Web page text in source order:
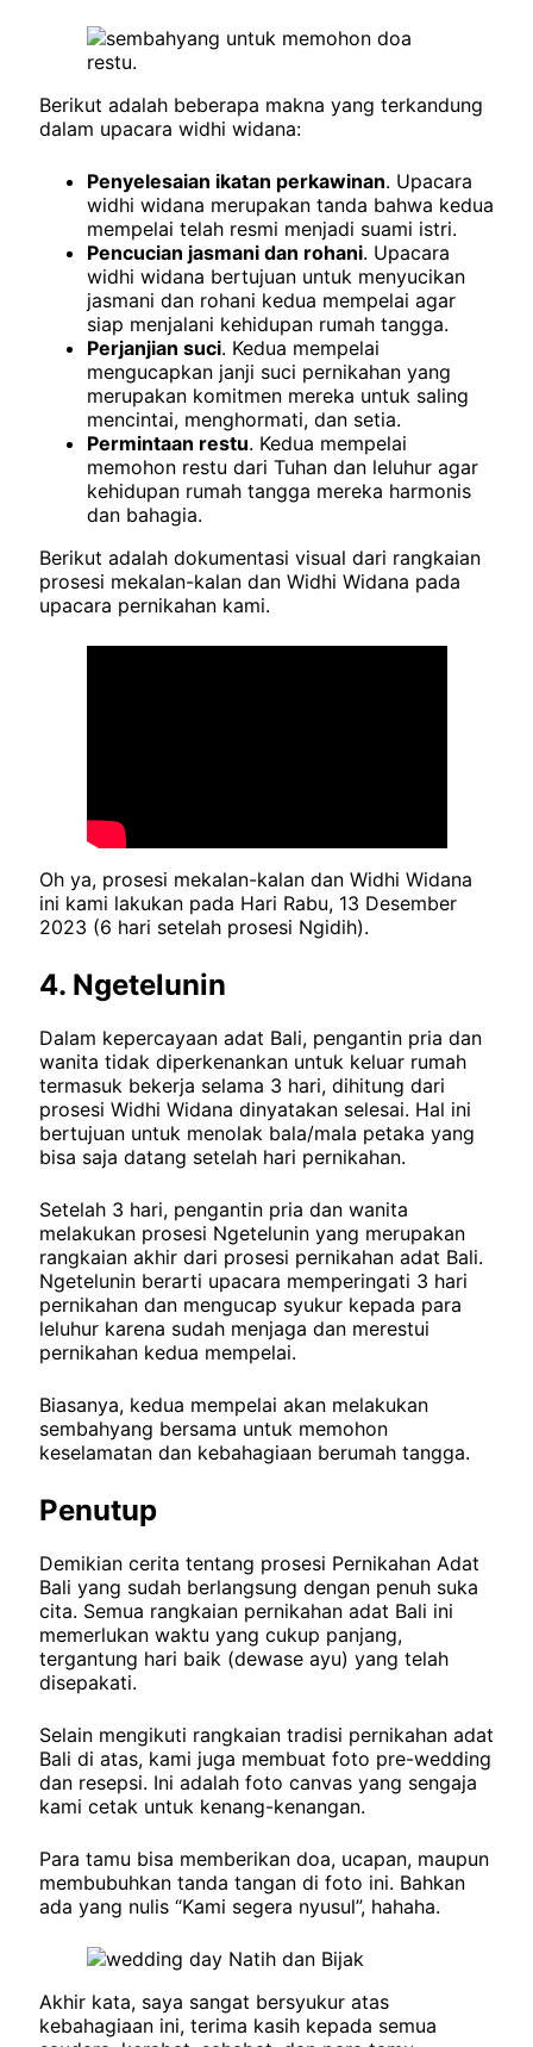
Berikut adalah beberapa makna yang terkandung
dalam upacara widhi widana:
Penyelesaian ikatan perkawinan. Upacara
widhi widana merupakan tanda bahwa kedua
mempelai telah resmi menjadi suami istri.
Pencucian jasmani dan rohani. Upacara
widhi widana bertujuan untuk menyucikan
jasmani dan rohani kedua mempelai agar
siap menjalani kehidupan rumah tangga.
Perjanjian suci. Kedua mempelai
mengucapkan janji suci pernikahan yang
merupakan komitmen mereka untuk saling
mencintai, menghormati, dan setia.
Permintaan restu. Kedua mempelai
memohon restu dari Tuhan dan leluhur agar
kehidupan rumah tangga mereka harmonis
dan bahagia.
Berikut adalah dokumentasi visual dari rangkaian
prosesi mekalan-kalan dan Widhi Widana pada
upacara pernikahan kami.
Oh ya, prosesi mekalan-kalan dan Widhi Widana
ini kami lakukan pada Hari Rabu, 13 Desember
2023 (6 hari setelah prosesi Ngidih).
4. Ngetelunin
Dalam kepercayaan adat Bali, pengantin pria dan
wanita tidak diperkenankan untuk keluar rumah
termasuk bekerja selama 3 hari, dihitung dari
prosesi Widhi Widana dinyatakan selesai. Hal ini
bertujuan untuk menolak bala/mala petaka yang
bisa saja datang setelah hari pernikahan.
Setelah 3 hari, pengantin pria dan wanita
melakukan prosesi Ngetelunin yang merupakan
rangkaian akhir dari prosesi pernikahan adat Bali.
Ngetelunin berarti upacara memperingati 3 hari
pernikahan dan mengucap syukur kepada para
leluhur karena sudah menjaga dan merestui
pernikahan kedua mempelai.
Biasanya, kedua mempelai akan melakukan
sembahyang bersama untuk memohon
keselamatan dan kebahagiaan berumah tangga.
Penutup
Demikian cerita tentang prosesi Pernikahan Adat
Bali yang sudah berlangsung dengan penuh suka
cita. Semua rangkaian pernikahan adat Bali ini
memerlukan waktu yang cukup panjang,
tergantung hari baik (dewase ayu) yang telah
disepakati.
Selain mengikuti rangkaian tradisi pernikahan adat
Bali di atas, kami juga membuat foto pre-wedding
dan resepsi. Ini adalah foto canvas yang sengaja
kami cetak untuk kenang-kenangan.
Para tamu bisa memberikan doa, ucapan, maupun
membubuhkan tanda tangan di foto ini. Bahkan
ada yang nulis “Kami segera nyusul”, hahaha.
Akhir kata, saya sangat bersyukur atas
kebahagiaan ini, terima kasih kepada semua